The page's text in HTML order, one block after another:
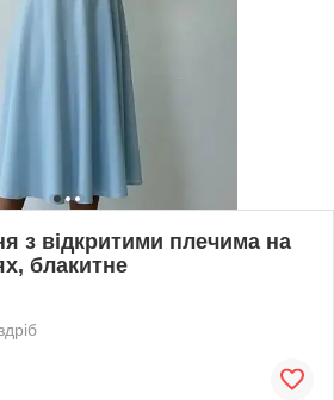
з відкритими плечима на
блакитне